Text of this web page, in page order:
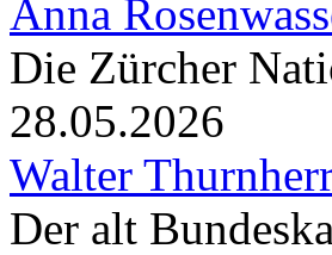
Anna
Die Zürcher
28.05.2026
Walter
Der alt